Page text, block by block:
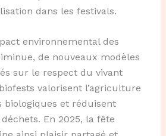
dans les festivals.
environnemental des
de nouveaux modèles
sur le respect du vivant
valorisent l’agriculture
biologiques et réduisent
En 2025, la fête